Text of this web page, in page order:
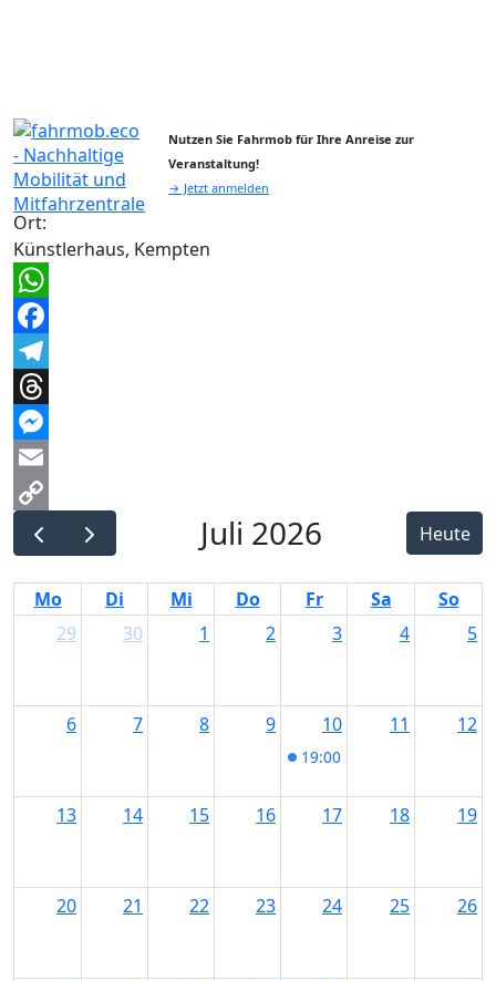
Nutzen Sie Fahrmob für Ihre Anreise zur
Veranstaltung!
→ Jetzt anmelden
Ort:
Künstlerhaus, Kempten
WhatsApp
Facebook
Telegram
Threads
Messenger
Email
Copy
Link
Juli 2026 Heute
Mo Di Mi Do Fr Sa
So
29
30 1 2 3 4 5
6 7 8 9 10
19:00
11 12
13 14 15 16 17 18 19
20 21 22 23 24 25 26